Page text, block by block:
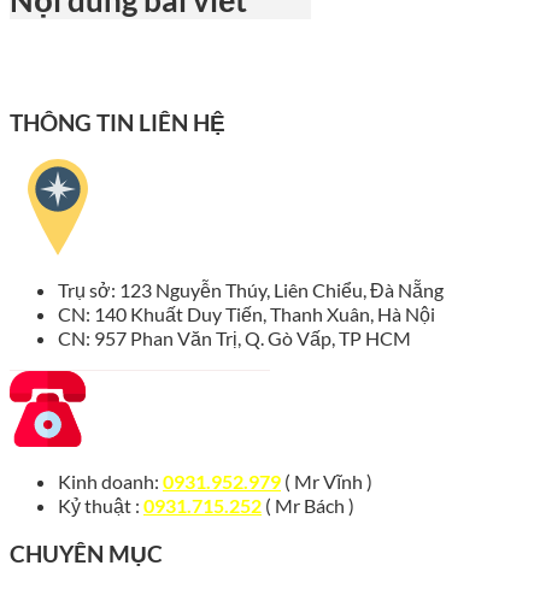
THÔNG TIN LIÊN HỆ
Trụ sở: 123 Nguyễn Thúy, Liên Chiểu, Đà Nẵng
CN: 140 Khuất Duy Tiến, Thanh Xuân, Hà Nội
CN: 957 Phan Văn Trị, Q. Gò Vấp, TP HCM
Kinh doanh: 0931.952.979 ( Mr Vĩnh )
Kỷ thuật : 0931.715.252 ( Mr Bách )
CHUYÊN MỤC